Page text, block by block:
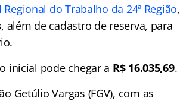
Regional do Trabalho da 24ª Região,
, além de cadastro de reserva, para
inicial pode chegar a R$ 16.035,69.
Getúlio Vargas (FGV), com as